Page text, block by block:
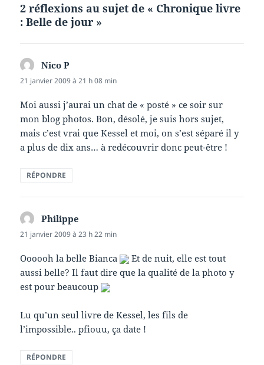
2 réflexions au sujet de « Chronique livre
: Belle de jour »
Nico P
21 janvier 2009 à 21 h 08 min
Moi aussi j’aurai un chat de « posté » ce soir sur
mon blog photos. Bon, désolé, je suis hors sujet,
mais c’est vrai que Kessel et moi, on s’est séparé il y
a plus de dix ans… à redécouvrir donc peut-être !
RÉPONDRE
Philippe
21 janvier 2009 à 23 h 22 min
Oooooh la belle Bianca
Et de nuit, elle est tout
aussi belle? Il faut dire que la qualité de la photo y
est pour beaucoup
Lu qu’un seul livre de Kessel, les fils de
l’impossible.. pfiouu, ça date !
RÉPONDRE